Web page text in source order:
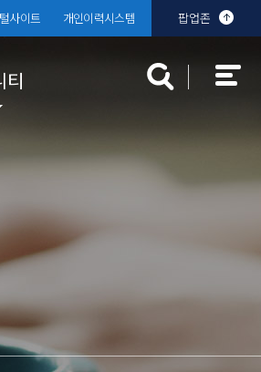
사이트 개인이력시스템 팝업존
정
정
찾아오시
학자금 대출
대출
학금
학생상담
전기금
티
센터 입찰공고